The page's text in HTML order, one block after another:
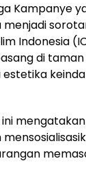
Kampanye
Indonesia
di
mengatakan